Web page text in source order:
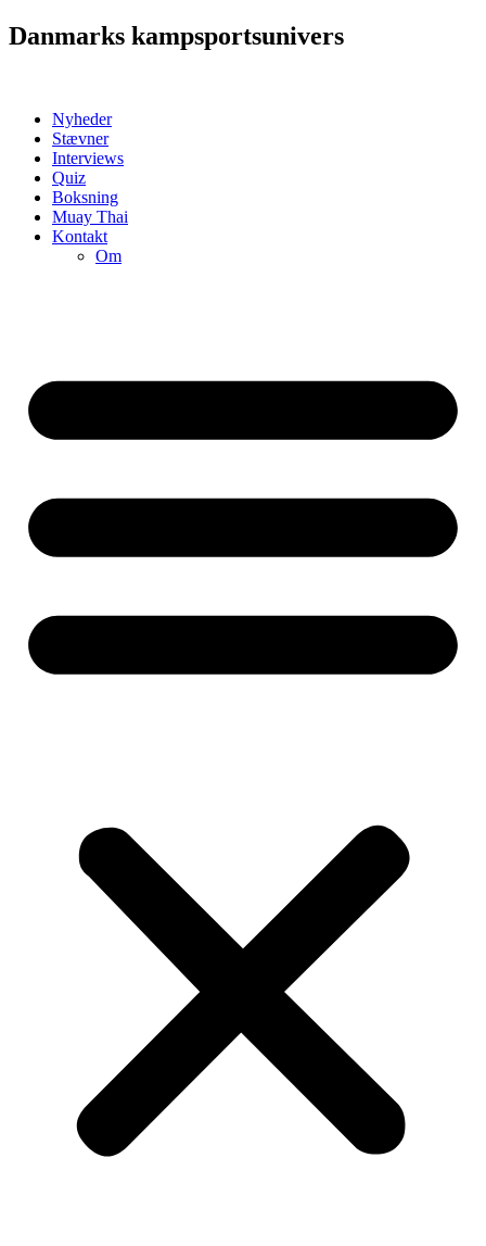
Videre
til
Danmarks kampsportsunivers
Nyheder
Stævner
Interviews
Quiz
Boksning
Muay Thai
Kontakt
Om